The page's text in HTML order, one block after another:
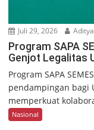
Juli 29, 2026
Program SAPA
Genjot Legalitas
Program SAPA
pendampingan bagi
memperkuat
Nasional